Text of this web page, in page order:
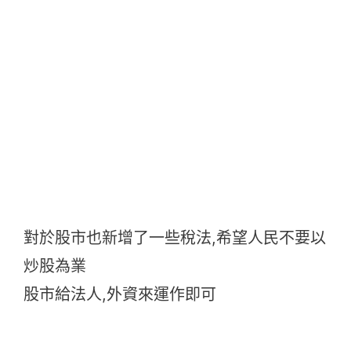
對於股市也新增了一些稅法,希望人民不要以
炒股為業
股市給法人,外資來運作即可